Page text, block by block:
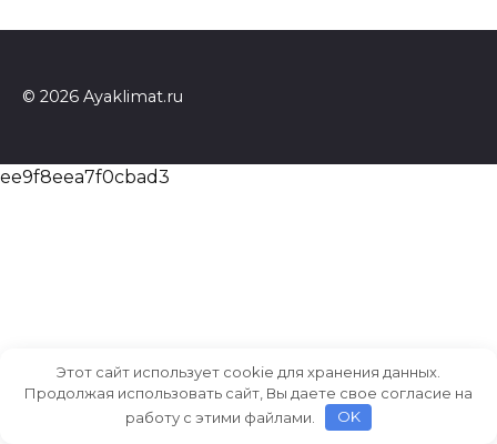
© 2026 Ayaklimat.ru
ee9f8eea7f0cbad3
Этот сайт использует cookie для хранения данных.
Продолжая использовать сайт, Вы даете свое согласие на
работу с этими файлами.
OK